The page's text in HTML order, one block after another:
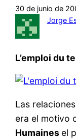
30 de junio de
Jorge
L’emploi du
Las
era el motivo
Humaines el